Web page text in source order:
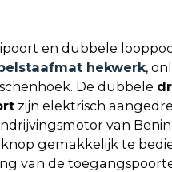
en dubbele
hekwerk,
De dubbele
zijn elektrisch
van
gemakkelijk te
van de